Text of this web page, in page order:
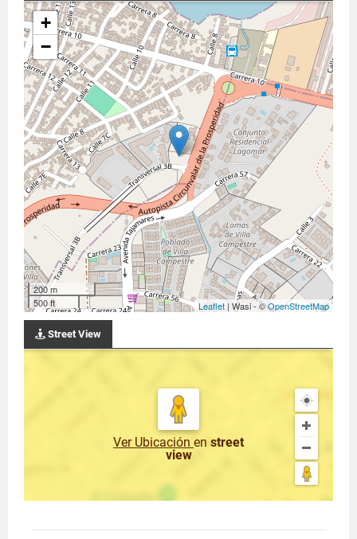
+
−
200 m
500 ft
Leaflet | Wasi - ©OpenStreetMap
Street View
Ver Ubicación en street
view